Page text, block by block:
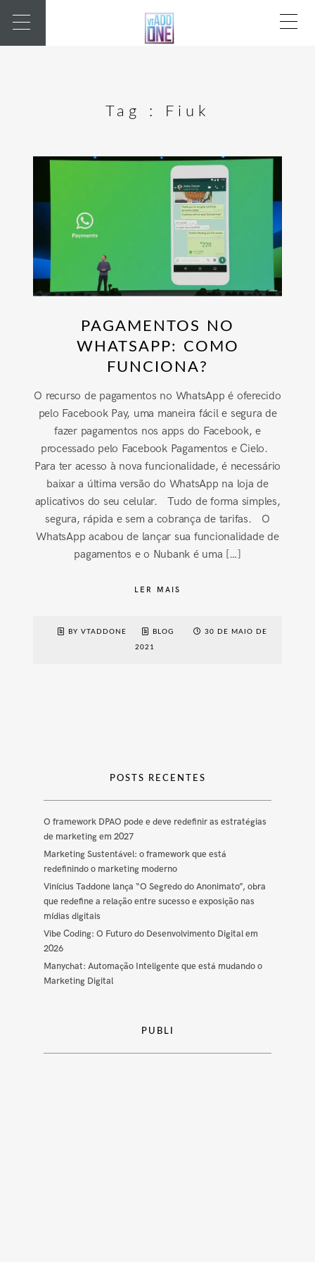
Tag : Fiuk
PAGAMENTOS NO
WHATSAPP: COMO
FUNCIONA?
O recurso de pagamentos no WhatsApp é oferecido
pelo Facebook Pay, uma maneira fácil e segura de
fazer pagamentos nos apps do Facebook, e
processado pelo Facebook Pagamentos e Cielo.
Para ter acesso à nova funcionalidade, é necessário
baixar a última versão do WhatsApp na loja de
aplicativos do seu celular. Tudo de forma simples,
segura, rápida e sem a cobrança de tarifas. O
WhatsApp acabou de lançar sua funcionalidade de
pagamentos e o Nubank é uma […]
LER MAIS
BY VTADDONE BLOG 30 DE MAIO DE
2021
POSTS RECENTES
O framework DPAO pode e deve redefinir as estratégias
de marketing em 2027
Marketing Sustentável: o framework que está
redefinindo o marketing moderno
Vinícius Taddone lança “O Segredo do Anonimato”, obra
que redefine a relação entre sucesso e exposição nas
mídias digitais
Vibe Coding: O Futuro do Desenvolvimento Digital em
2026
Manychat: Automação Inteligente que está mudando o
Marketing Digital
PUBLI